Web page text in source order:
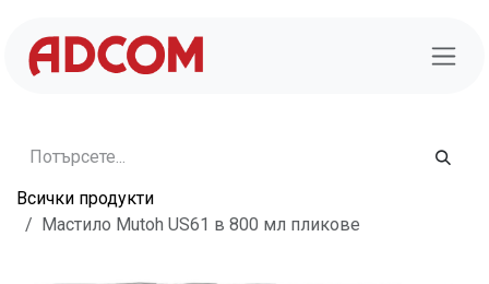
Всички продукти
Мастило Mutoh US61 в 800 мл пликове